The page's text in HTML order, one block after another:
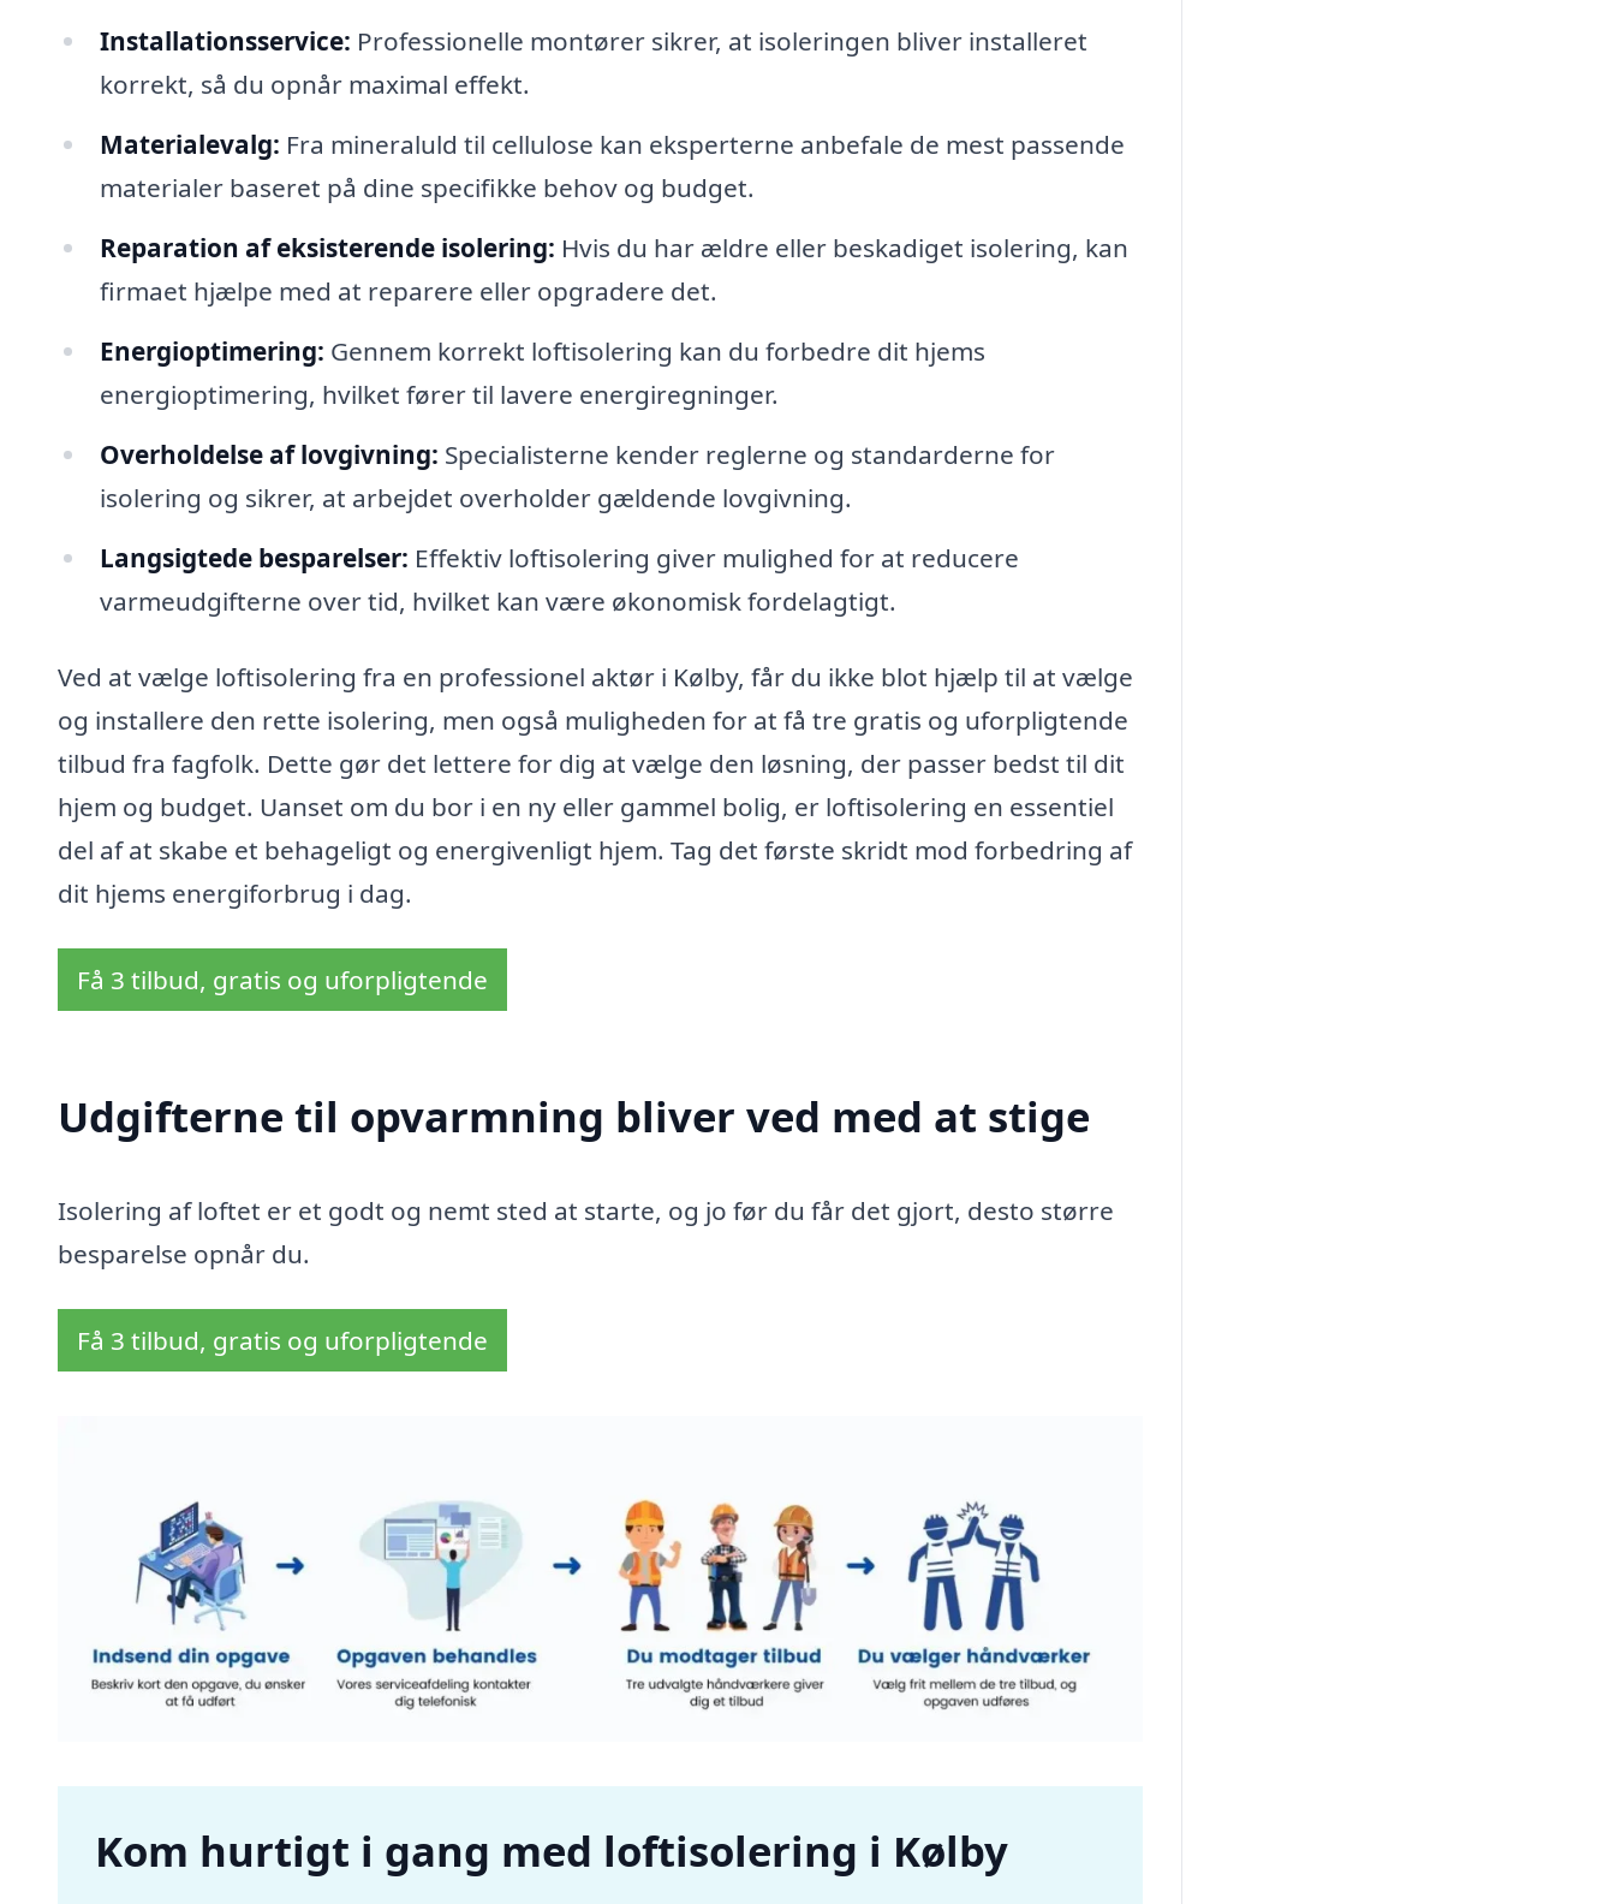
Installationsservice: Professionelle montører sikrer, at isoleringen bliver installeret
korrekt, så du opnår maximal effekt.
Materialevalg: Fra mineraluld til cellulose kan eksperterne anbefale de mest passende
materialer baseret på dine specifikke behov og budget.
Reparation af eksisterende isolering: Hvis du har ældre eller beskadiget isolering, kan
firmaet hjælpe med at reparere eller opgradere det.
Energioptimering: Gennem korrekt loftisolering kan du forbedre dit hjems
energioptimering, hvilket fører til lavere energiregninger.
Overholdelse af lovgivning: Specialisterne kender reglerne og standarderne for
isolering og sikrer, at arbejdet overholder gældende lovgivning.
Langsigtede besparelser: Effektiv loftisolering giver mulighed for at reducere
varmeudgifterne over tid, hvilket kan være økonomisk fordelagtigt.
Ved at vælge loftisolering fra en professionel aktør i Kølby, får du ikke blot hjælp til at vælge
og installere den rette isolering, men også muligheden for at få tre gratis og uforpligtende
tilbud fra fagfolk. Dette gør det lettere for dig at vælge den løsning, der passer bedst til dit
hjem og budget. Uanset om du bor i en ny eller gammel bolig, er loftisolering en essentiel
del af at skabe et behageligt og energivenligt hjem. Tag det første skridt mod forbedring af
dit hjems energiforbrug i dag.
Få 3 tilbud, gratis og uforpligtende
Udgifterne til opvarmning bliver ved med at stige
Isolering af loftet er et godt og nemt sted at starte, og jo før du får det gjort, desto større
besparelse opnår du.
Få 3 tilbud, gratis og uforpligtende
Kom hurtigt i gang med loftisolering i Kølby